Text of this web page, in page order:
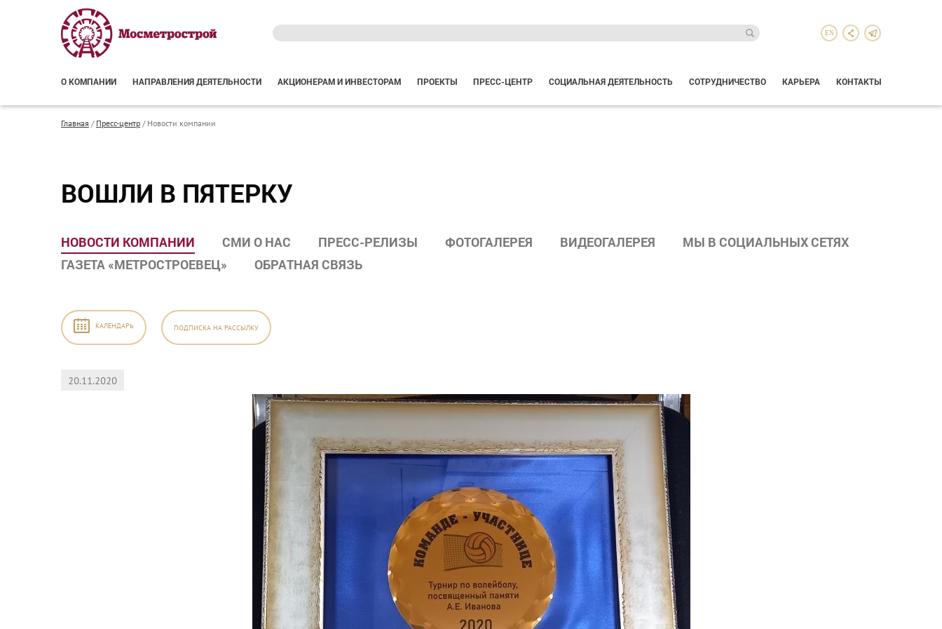
EN
О КОМПАНИИ НАПРАВЛЕНИЯ ДЕЯТЕЛЬНОСТИ АКЦИОНЕРАМ И ИНВЕСТОРАМ ПРОЕКТЫ ПРЕСС-ЦЕНТР СОЦИАЛЬНАЯ ДЕЯТЕЛЬНОСТЬ СОТРУДНИЧЕСТВО КАРЬЕРА КОНТАКТЫ
Главная / Пресс-центр /Новости компании
ВОШЛИ В ПЯТЕРКУ
НОВОСТИ КОМПАНИИ СМИ О НАС ПРЕСС-РЕЛИЗЫ ФОТОГАЛЕРЕЯ ВИДЕОГАЛЕРЕЯ
МЫ В СОЦИАЛЬНЫХ СЕТЯХ
ГАЗЕТА «МЕТРОСТРОЕВЕЦ»
ОБРАТНАЯ СВЯЗЬ
КАЛЕНДАРЬ ПОДПИСКА НА РАССЫЛКУ
20.11.2020